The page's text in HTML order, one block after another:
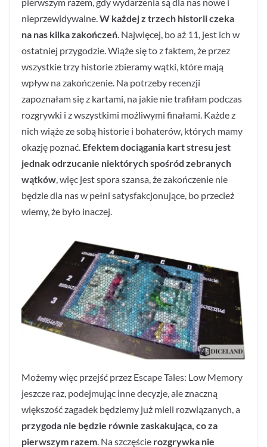
nieprzewidywalne.W każdej z trzech historii czeka
na nas kilka zakończeń. Najwięcej, bo aż 11, jest ich w
ostatniej przygodzie. Wiąże się to z faktem, że przez
wszystkie trzy historie zbieramy wątki, które mają
wpływ na zakończenie. Na potrzeby recenzji
zapoznałam się z kartami, na jakie nie trafiłam podczas
rozgrywki i z wszystkimi możliwymi finałami. Każde z
nich wiąże ze sobą historie i bohaterów, których mamy
okazję poznać. Efektem dociągania kart stresu jest
jednak odrzucanie niektórych spośród zebranych
wątków, więc jest spora szansa, że zakończenie nie
będzie dla nas w pełni satysfakcjonujące, bo przecież
wiemy, że było inaczej.
Możemy więc przejść przez Escape Tales: Low Memory
jeszcze raz, podejmując inne decyzje, ale znaczną
większość zagadek będziemy już mieli rozwiązanych, a
przygoda nie będzie równie zaskakująca, co za
pierwszym razem. Na szczęście rozgrywka nie